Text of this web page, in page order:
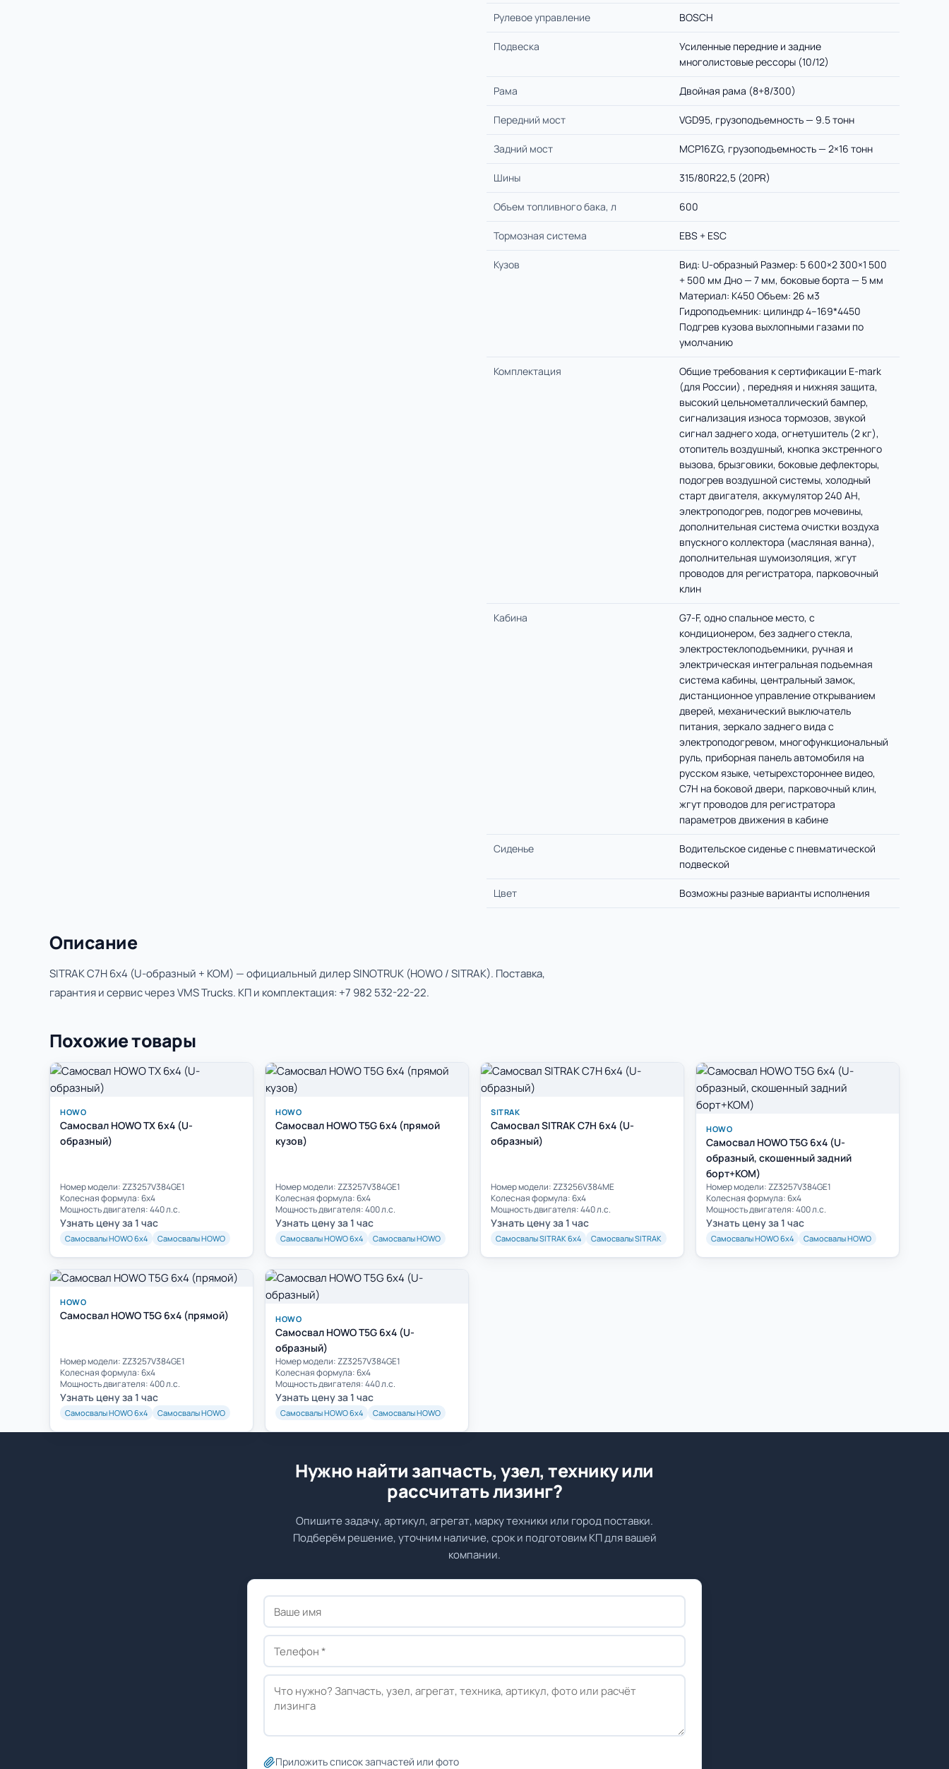
Рулевое управление BOSCH
Подвеска
Усиленные передние и задние
многолистовые рессоры (10/12)
Рама Двойная рама (8+8/300)
Передний мост VGD95, грузоподъемность — 9.5 тонн
Задний мост MCP16ZG, грузоподъемность — 2×16 тонн
Шины 315/80R22,5 (20PR)
Объем топливного бака, л 600
Тормозная система EBS + ESC
Кузов
Вид: U-образный Размер: 5 600×2 300×1 500
+ 500 мм Дно — 7 мм, боковые борта — 5 мм
Материал: K450 Объем: 26 м3
Гидроподъемник: цилиндр 4–169*4450
Подгрев кузова выхлопными газами по
умолчанию
Комплектация
Общие требования к сертификации E-mark
(для России) , передняя и нижняя защита,
высокий цельнометаллический бампер,
сигнализация износа тормозов, звукой
сигнал заднего хода, огнетушитель (2 кг),
отопитель воздушный, кнопка экстренного
вызова, брызговики, боковые дефлекторы,
подогрев воздушной системы, холодный
старт двигателя, аккумулятор 240 AH,
электроподогрев, подогрев мочевины,
дополнительная система очистки воздуха
впускного коллектора (масляная ванна),
дополнительная шумоизоляция, жгут
проводов для регистратора, парковочный
клин
Кабина
G7-F, одно спальное место, с
кондиционером, без заднего стекла,
электростеклоподъемники, ручная и
электрическая интегральная подъемная
система кабины, центральный замок,
дистанционное управление открыванием
дверей, механический выключатель
питания, зеркало заднего вида с
электроподогревом, многофункциональный
руль, приборная панель автомобиля на
русском языке, четырехстороннее видео,
C7H на боковой двери, парковочный клин,
жгут проводов для регистратора
параметров движения в кабине
Сиденье
Водительское сиденье с пневматической
подвеской
Цвет Возможны разные варианты исполнения
Описание
SITRAK C7H 6x4 (U-образный + КОМ) — официальный дилер SINOTRUK (HOWO / SITRAK). Поставка,
гарантия и сервис через VMS Trucks. КП и комплектация: +7 982 532-22-22.
Похожие товары
HOWO
Самосвал HOWO TX 6x4 (U-
образный)
Номер модели: ZZ3257V384GE1
Колесная формула: 6х4
Мощность двигателя: 440 л.с.
Узнать цену за 1 час
Самосвалы HOWO 6х4 Самосвалы HOWO
HOWO
Самосвал HOWO T5G 6x4 (прямой
кузов)
Номер модели: ZZ3257V384GE1
Колесная формула: 6х4
Мощность двигателя: 400 л.с.
Узнать цену за 1 час
Самосвалы HOWO 6х4 Самосвалы HOWO
SITRAK
Самосвал SITRAK C7H 6x4 (U-
образный)
Номер модели: ZZ3256V384ME
Колесная формула: 6х4
Мощность двигателя: 440 л.с.
Узнать цену за 1 час
Самосвалы SITRAK 6х4 Самосвалы SITRAK
HOWO
Самосвал HOWO T5G 6x4 (U-
образный, скошенный задний
борт+КОМ)
Номер модели: ZZ3257V384GE1
Колесная формула: 6х4
Мощность двигателя: 400 л.с.
Узнать цену за 1 час
Самосвалы HOWO 6х4 Самосвалы HOWO
HOWO
Самосвал HOWO T5G 6x4 (прямой)
Номер модели: ZZ3257V384GE1
Колесная формула: 6х4
Мощность двигателя: 400 л.с.
Узнать цену за 1 час
Самосвалы HOWO 6х4 Самосвалы HOWO
HOWO
Самосвал HOWO T5G 6x4 (U-
образный)
Номер модели: ZZ3257V384GE1
Колесная формула: 6х4
Мощность двигателя: 440 л.с.
Узнать цену за 1 час
Самосвалы HOWO 6х4 Самосвалы HOWO
Нужно найти запчасть, узел, технику или
рассчитать лизинг?
Опишите задачу, артикул, агрегат, марку техники или город поставки.
Подберём решение, уточним наличие, срок и подготовим КП для вашей
компании.
Приложить список запчастей или фото